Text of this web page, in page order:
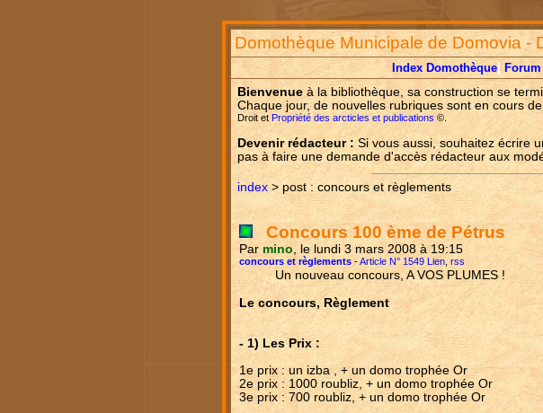
Domothèque Municipale de Domovia -
Index Domothèque Forum
Bienvenue à la bibliothèque, sa construction se
Chaque jour, de nouvelles rubriques sont en cours
Droit et Propriété des arcticles et publications ©.
Devenir rédacteur : Si vous aussi, souhaitez écrire
pas à faire une demande d'accès rédacteur aux
index > post : concours et règlements
Concours 100 ème de Pétrus
Par mino , le lundi 3 mars 2008 à 19:15
concours et règlements -Article N° 1549 Lien rss
Un nouveau concours, A VOS PLUMES !
Le concours, Règlement
- 1) Les Prix :
1e prix : un izba , + un domo trophée Or
2e prix : 1000 roubliz, + un domo trophée Or
3e prix : 700 roubliz, + un domo trophée Or